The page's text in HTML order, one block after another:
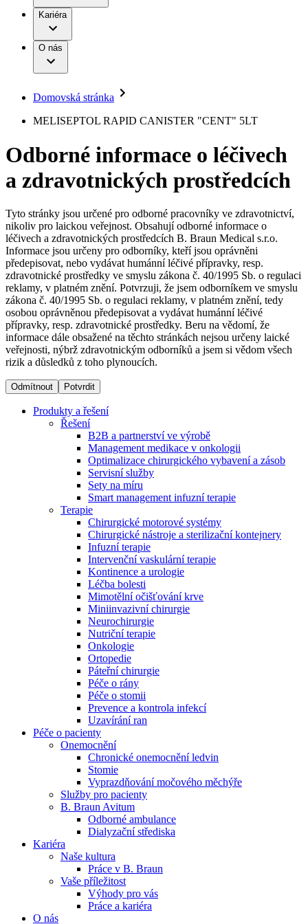
Léčba bolesti
Mimotělní očišťování krve
Neurochirurgie
Onkologie
Ortopedie
Páteřní chirurgie
Péče o rány
Prevence a kontrola infekcí
Uzavírání ran
Řešení
Terapie
Produktový katalog​
Objevte naše produkty. Navštivte produktový katalog B.
Braun s našim kompletním produktovým portfoliem.
Onemocnění
B. Braun Avitum
Dialyzační střediska​
B. Braun Avitum poskytuje kvalitní dialyzační péči ve všech
svých střediscích v České republice. Více informací se
dozvíte na stránkách jednotlivých středisek.
Odborné ambulance
Naše specializované ambulance jsou tu pro vás. Zvolte
specializaci a město, které potřebujete, a objednejte se do naší
ambulance.
Práce a kariéra
Naše kultura
Vaše příležitost​
Nabídky pracovních míst
Objevte své kariérní příležitosti ​v B. Braun. Vyhledejte náš trh
práce​ pro zajímavé pozice.​
Odpovědnost
Média
Tiskové zprávy
Kontakt
Kontaktní formulář
Registrace k odběru newsletteru
Odpovědnost
Média
Kontakt
Zůstaňte v dialogu s B. Braun. ​Kontaktujte nás.​
Kariéra
O nás
Domovská stránka
MELISEPTOL RAPID CANISTER "CENT" 5LT
Odborné informace o léčivech
a zdravotnických prostředcích
Tyto stránky jsou určené pro odborné pracovníky ve zdravotnictví,
nikoliv pro laickou veřejnost. Obsahují odborné informace o
léčivech a zdravotnických prostředcích B. Braun Medical s.r.o.
Informace jsou určeny pro odborníky, kteří jsou oprávněni
předepisovat, nebo vydávat humánní léčivé přípravky, resp.
zdravotnické prostředky ve smyslu zákona č. 40/1995 Sb. o regulaci
reklamy, v platném znění. Potvrzuji, že jsem odborníkem ve smyslu
zákona č. 40/1995 Sb. o regulaci reklamy, v platném znění, tedy
osobou oprávněnou předepisovat a vydávat humánní léčivé
přípravky, resp. zdravotnické prostředky. Beru na vědomí, že
informace dále obsažené na těchto stránkách nejsou určeny laické
veřejnosti, nýbrž zdravotnickým odborníků a jsem si vědom všech
rizik a důsledků z toho plynoucích.
Odmítnout Potvrdit
Produkty a řešení
Řešení
B2B a partnerství ve výrobě
Management medikace v onkologii
Optimalizace chirurgického vybavení a zásob
Servisní služby
Sety na míru
Smart management infuzní terapie​
Terapie
Chirurgické motorové systémy
Chirurgické nástroje a sterilizační kontejnery
Infuzní terapie
Intervenční vaskulární terapie
Kontinence a urologie
Léčba bolesti
Mimotělní očišťování krve
Miniinvazivní chirurgie
Neurochirurgie
Nutriční terapie
Onkologie
Ortopedie
Páteřní chirurgie
Péče o rány
Péče o stomii
Prevence a kontrola infekcí
Uzavírání ran
Péče o pacienty
Onemocnění
Chronické onemocnění ledvin
Stomie
Vyprazdňování močového měchýře
Služby pro pacienty
B. Braun Avitum
Odborné ambulance
Dialyzační střediska
Kariéra
Naše kultura
Práce v B. Braun
Vaše příležitost​
Výhody pro vás
Práce a kariéra
O nás